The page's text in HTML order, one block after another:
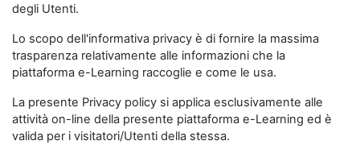
degli Utenti.
Lo scopo dell'informativa privacy è di fornire la massima
trasparenza relativamente alle informazioni che la
piattaforma e-Learning raccoglie e come le usa.
La presente Privacy policy si applica esclusivamente alle
attività on-line della presente piattaforma e-Learning ed è
valida per i visitatori/Utenti della stessa.